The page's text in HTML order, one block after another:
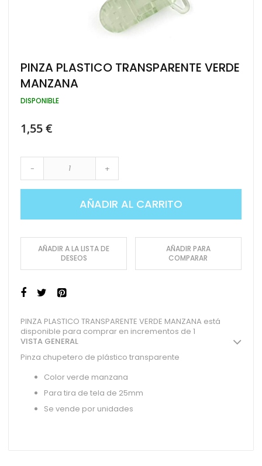
Saltar
al
comienzo
la
de
imágenes
PINZA PLASTICO TRANSPARENTE VERDE
MANZANA
DISPONIBLE
1,55 €
- +
AÑADIR AL CARRITO
AÑADIR A LA LISTA DE
DESEOS
AÑADIR PARA
COMPARAR
PINZA PLASTICO TRANSPARENTE VERDE MANZANA está
disponible para comprar en incrementos de 1
VISTA GENERAL
Pinza chupetero de plástico transparente
Color verde manzana
Para tira de tela de 25mm
Se vende por unidades